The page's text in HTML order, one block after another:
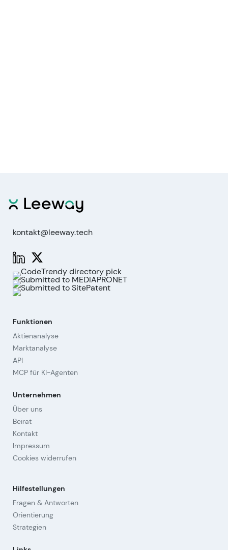
kontakt@leeway.tech
Funktionen
Aktienanalyse
Marktanalyse
API
MCP für KI-Agenten
Unternehmen
Über uns
Beirat
Kontakt
Impressum
Cookies widerrufen
Hilfestellungen
Fragen & Antworten
Orientierung
Strategien